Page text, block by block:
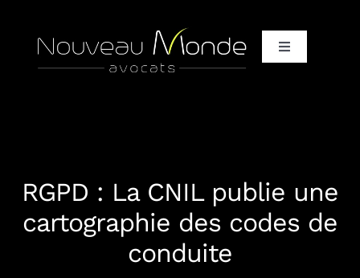
contenu
Toggle
Qui / Notre équipe d’avocats
Qui / Nos clients et partenaires
RGPD : La CNIL publie une
cartographie des codes de
conduite